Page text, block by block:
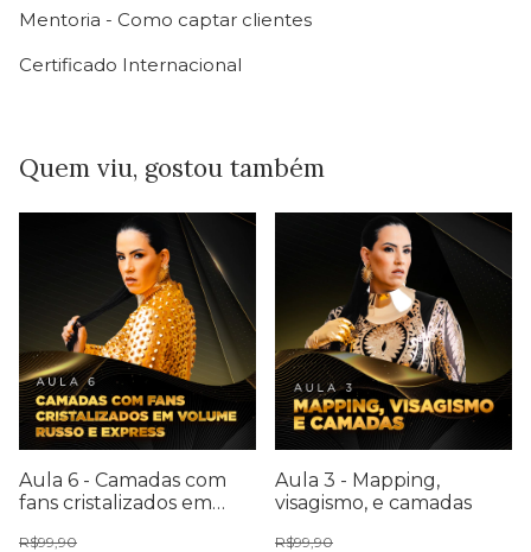
Mentoria - Como captar clientes
Certificado Internacional
Quem viu, gostou também
Aula 6 - Camadas com
fans cristalizados em
R$99,90
Aula 3 - Mapping,
visagismo, e camadas
R$99,90